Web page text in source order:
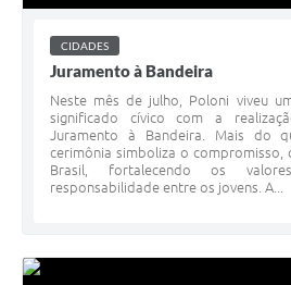
Jornal
Agenda
Diário Oficial
CIDADES
Juramento à Bandeira
Neste mês de julho, Poloni viveu
significado cívico com a
Juramento à Bandeira. Mais do
cerimônia simboliza o compromisso,
Brasil, fortalecendo os
responsabilidade entre os jovens. A...